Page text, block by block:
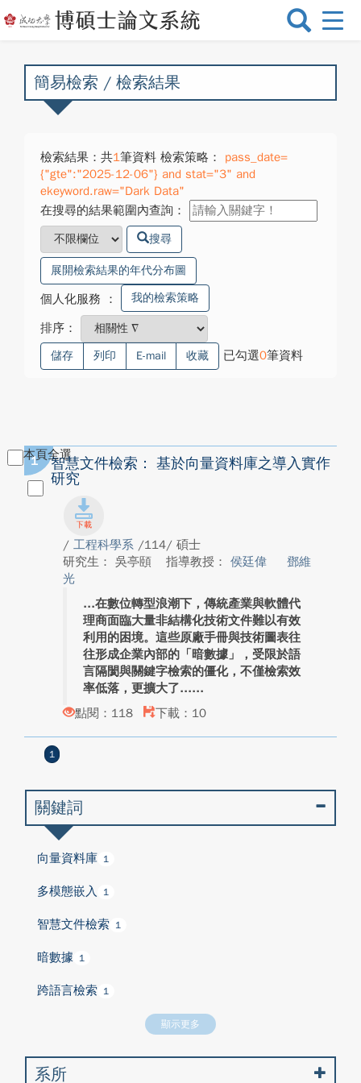
選
換
簡易檢索 / 檢索結果
檢索結果：共1筆資料 檢索策略：
pass_date=
{"gte":"2025-12-06"} and stat="3" and
ekeyword.raw="Dark Data"
在搜尋的結果範圍內查詢：
搜尋
展開檢索結果的年代分布圖
個人化服務 ： 我的檢索策略
排序：
儲存 列印 E-mail 收藏 已勾選0筆資料
本頁全選
1
智慧文件檢索： 基於向量資料庫之導入實作
研究
/ 工程科學系 /114/ 碩士
研究生： 吳亭頤
指導教授： 侯廷偉
鄧維
光
在數位轉型浪潮下，傳統產業與軟體代
理商面臨大量非結構化技術文件難以有效
利用的困境。這些原廠手冊與技術圖表往
往形成企業內部的「暗數據」，受限於語
言隔閡與關鍵字檢索的僵化，不僅檢索效
率低落，更擴大了...
點閱：118
下載：10
1
關鍵詞
向量資料庫 1
多模態嵌入 1
智慧文件檢索 1
暗數據 1
跨語言檢索 1
顯示更多
系所